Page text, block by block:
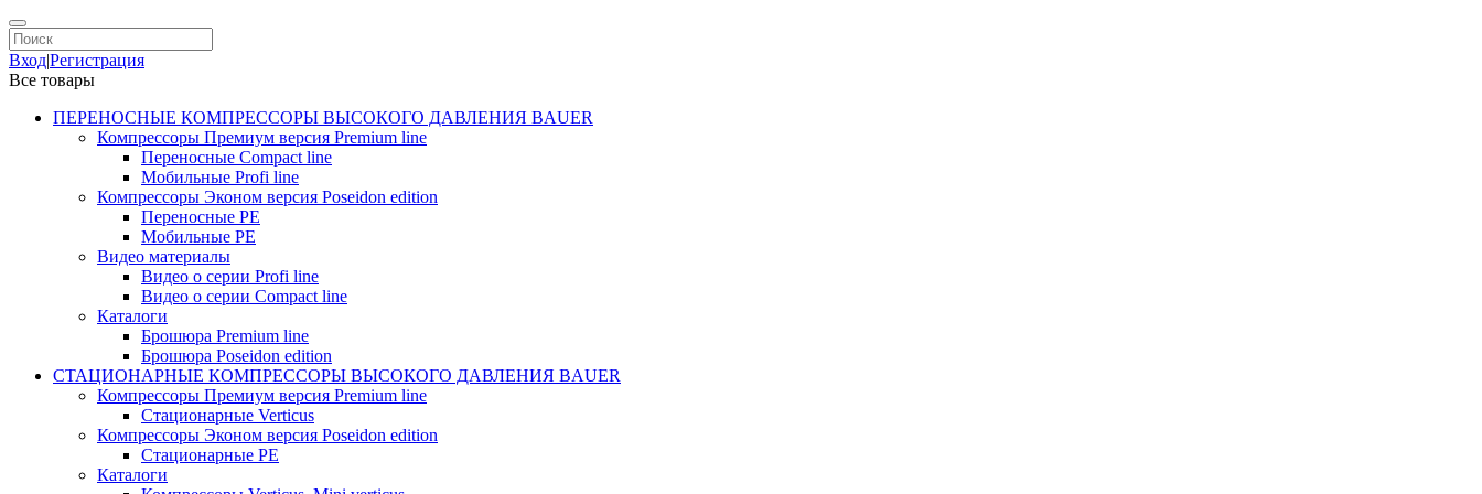
Вход|Регистрация
Все товары
ПЕРЕНОСНЫЕ КОМПРЕССОРЫ ВЫСОКОГО ДАВЛЕНИЯ BAUER
Компрессоры Премиум версия Premium line
Переносные Compact line
Мобильные Profi line
Компрессоры Эконом версия Poseidon edition
Переносные PE
Мобильные PE
Видео материалы
Видео о серии Profi line
Видео о серии Compact line
Каталоги
Брошюра Premium line
Брошюра Poseidon edition
СТАЦИОНАРНЫЕ КОМПРЕССОРЫ ВЫСОКОГО ДАВЛЕНИЯ BAUER
Компрессоры Премиум версия Premium line
Стационарные Verticus
Компрессоры Эконом версия Poseidon edition
Стационарные PE
Каталоги